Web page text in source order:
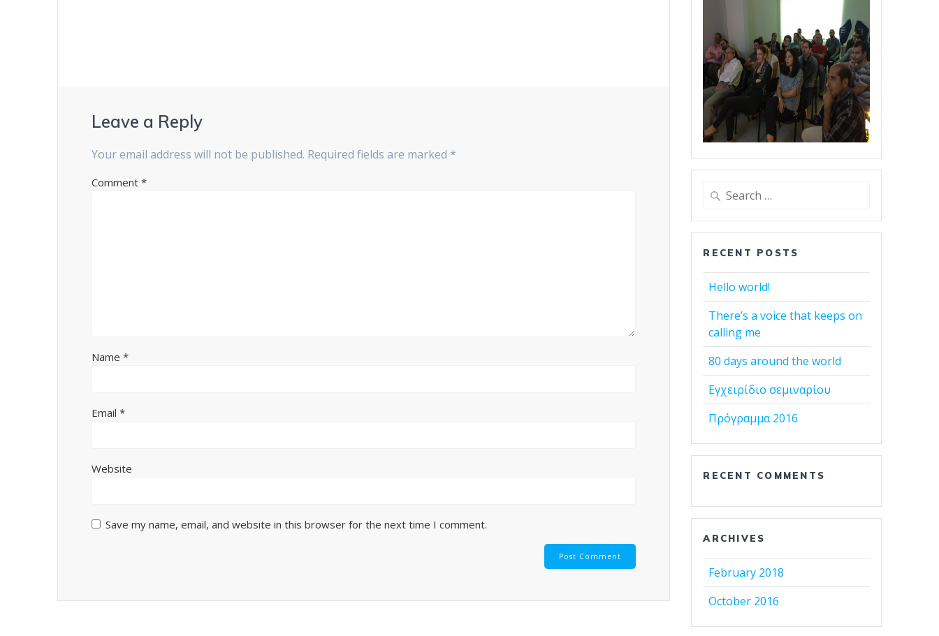
Leave a Reply
Your email address will not be published. Required fields are marked *
Comment*
Name*
Email*
Website
Save my name, email, and website in this browser for the next time I comment.
Search
RECENT POSTS
Hello world!
There’s a voice that keeps on
calling me
80 days around the world
Εγχειρίδιο σεμιναρίου
Πρόγραμμα 2016
RECENT COMMENTS
ARCHIVES
February 2018
October 2016